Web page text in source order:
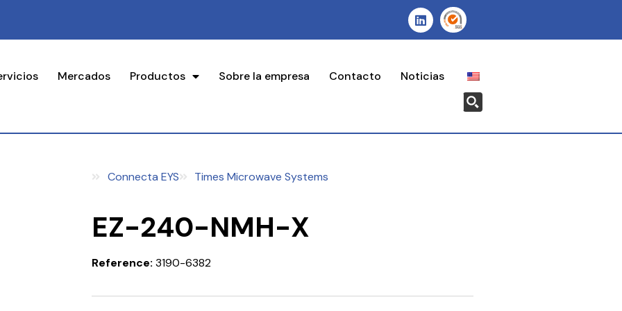
Mercados Productos Sobre la empresa Contacto Noticias
Connecta EYS Times Microwave Systems
EZ-240-NMH-X
Reference: 3190-6382